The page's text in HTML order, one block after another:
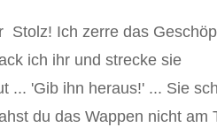
Stolz! Ich zerre das
ich ihr und strecke sie
... 'Gib ihn heraus!' ... Sie
du das Wappen nicht am